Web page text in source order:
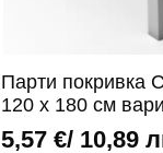
Парти покривка
120 х 180 см
5,57 €/ 10,89